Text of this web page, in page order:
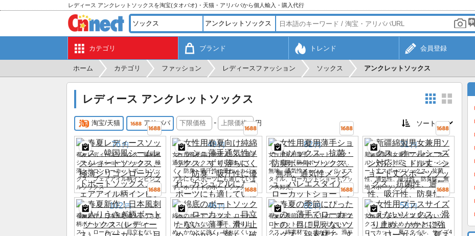
レディース アンクレットソックスを淘宝(タオバオ)・天猫・アリババから個人輸入・購入代行
カテゴリ ブランド トレンド 会員登録
ホーム カテゴリ ファッション レディースファッション ソックス アンクレットソックス
レディース アンクレットソックス
淘宝/天猫 アリババ - 円
76 円
春夏レディースソックス、韓国風
シームレスショートソックス、極
薄シリコンローカットボートソッ
クス、フェアアイル柄インビジブ
ルソックス
49 円
女性用春夏向け純綿メッシュ薄手
通気性ソックス。ずり落ちにく
く、防臭・吸汗性に優れ、カジュ
アルにもスポーツにも適していま
す。ホワイトのボートソックス。
82 円
女性用夏用薄手ショートソック
ス、抗菌・防臭ボートソックス、
無地、通気性メッシュ、バレエス
タイル、ローカットショートソッ
クス卸売。
31 円
新疆綿製男女兼用ソックス、オー
ルシーズン対応、ミドル丈・ショ
ート丈スポーツソックス、抗菌
性、通気性、吸汗性、防臭性、無
地スポーツソックス
102 円
春夏新作！日本風刺繍入りうさぎ
柄ボートソックス（レディー
ス）、ローカット、目立たない、
46 円
綿底のボートソックス、ローカッ
ト、目立たない、薄手、滑り止
め、かかとに強く、破れにくい、
82 円
春夏の季節にぴったりの、薄手で
ローカットの、目に見えないソッ
クス。綿素材で、丈が短く、滑り
58 円
女性用プラスサイズ 見えないソッ
クス、滑り止め、かかとに強い、
ローカット、夏スタイル、サイズ4